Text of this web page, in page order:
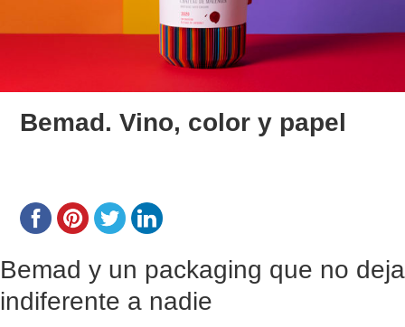
Bemad. Vino, color y papel
Bemad y un packaging que no deja
indiferente a nadie